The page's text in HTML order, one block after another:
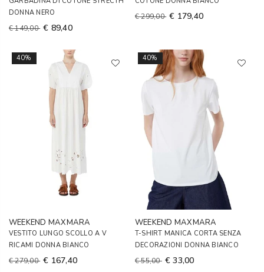
DONNA NERO
€ 149,00 € 89,40
€ 299,00 € 179,40
40%
WEEKEND MAXMARA
VESTITO LUNGO SCOLLO A V
RICAMI DONNA BIANCO
€ 279,00 € 167,40
40%
WEEKEND MAXMARA
T-SHIRT MANICA CORTA SENZA
DECORAZIONI DONNA BIANCO
€ 55,00 € 33,00